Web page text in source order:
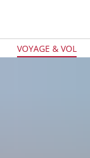
VOYAGE & VOL